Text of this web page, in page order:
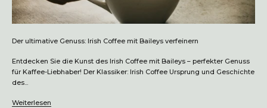
Der ultimative Genuss: Irish Coffee mit Baileys verfeinern
Entdecken Sie die Kunst des Irish Coffee mit Baileys – perfekter Genuss
für Kaffee-Liebhaber! Der Klassiker: Irish Coffee Ursprung und Geschichte
des...
Weiterlesen